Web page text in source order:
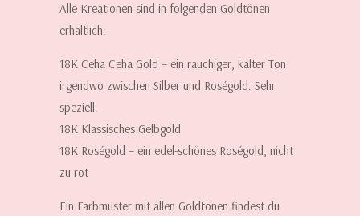
Alle Kreationen sind in folgenden Goldtönen
erhältlich:
18K Ceha Ceha Gold – ein rauchiger, kalter Ton
irgendwo zwischen Silber und Roségold. Sehr
speziell.
18K Klassisches Gelbgold
18K Roségold – ein edel-schönes Roségold, nicht
zu rot
Ein Farbmuster mit allen Goldtönen findest du